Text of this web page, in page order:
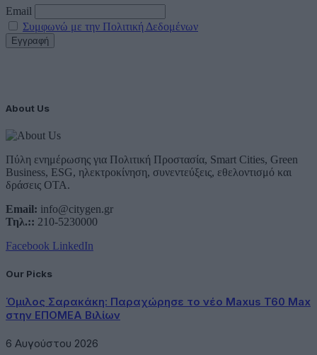
Email
Συμφωνώ με την Πολιτική Δεδομένων
About Us
Πύλη ενημέρωσης για Πολιτική Προστασία, Smart Cities, Green
Business, ESG, ηλεκτροκίνηση, συνεντεύξεις, εθελοντισμό και
δράσεις ΟΤΑ.
Email: info@citygen.gr
Τηλ.:: 210-5230000
Facebook LinkedIn
Our Picks
Όμιλος Σαρακάκη: Παραχώρησε το νέο Maxus T60 Max
στην ΕΠΟΜΕΑ Βιλίων
6 Αυγούστου 2026